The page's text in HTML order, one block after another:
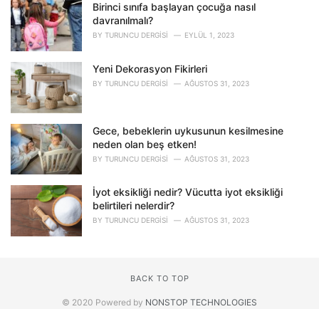
Birinci sınıfa başlayan çocuğa nasıl
davranılmalı?
BY TURUNCU DERGISI EYLÜL 1, 2023
Yeni Dekorasyon Fikirleri
BY TURUNCU DERGISI AĞUSTOS 31, 2023
Gece, bebeklerin uykusunun kesilmesine
neden olan beş etken!
BY TURUNCU DERGISI AĞUSTOS 31, 2023
İyot eksikliği nedir? Vücutta iyot eksikliği
belirtileri nelerdir?
BY TURUNCU DERGISI AĞUSTOS 31, 2023
BACK TO TOP
© 2020 Powered by NONSTOP TECHNOLOGIES